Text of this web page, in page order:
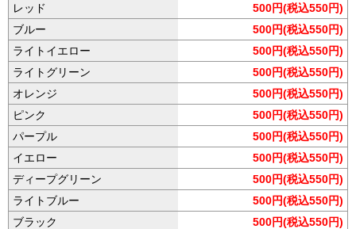
レッド
500円(税込550円)
ブルー
500円(税込550円)
ライトイエロー
500円(税込550円)
ライトグリーン
500円(税込550円)
オレンジ
500円(税込550円)
ピンク
500円(税込550円)
パープル
500円(税込550円)
イエロー
500円(税込550円)
ディープグリーン
500円(税込550円)
ライトブルー
500円(税込550円)
ブラック
500円(税込550円)